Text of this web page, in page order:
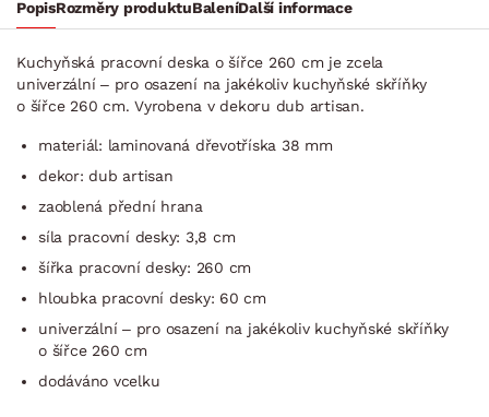
PopisRozměry produktuBaleníDalší informace
Kuchyňská pracovní deska o šířce 260 cm je zcela
univerzální – pro osazení na jakékoliv kuchyňské skříňky
o šířce 260 cm. Vyrobena v dekoru dub artisan.
materiál: laminovaná dřevotříska 38 mm
dekor: dub artisan
zaoblená přední hrana
síla pracovní desky: 3,8 cm
šířka pracovní desky: 260 cm
hloubka pracovní desky: 60 cm
univerzální – pro osazení na jakékoliv kuchyňské skříňky
o šířce 260 cm
dodáváno vcelku